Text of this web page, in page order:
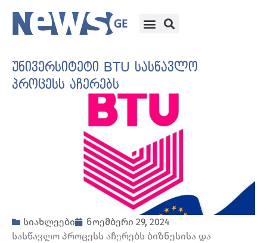
უნივერსიტეტი BTU სასწავლო
პროცესს აჩერებს
სიახლეები
ნოემბერი 29, 2024
სასწავლო პროცესს აჩერებს ბიზნესისა და